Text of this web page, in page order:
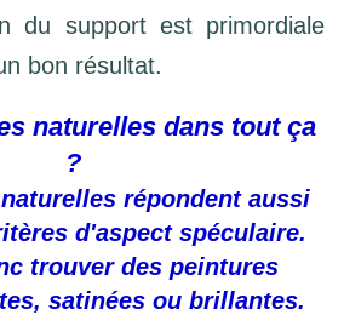
du support est primordiale
bon résultat.
naturelles dans tout ça
?
répondent aussi
d'aspect spéculaire.
trouver des peintures
satinées ou brillantes.